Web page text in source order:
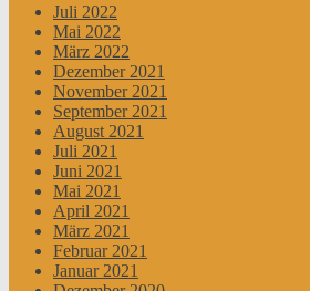
Juli 2022
Mai 2022
März 2022
Dezember 2021
November 2021
September 2021
August 2021
Juli 2021
Juni 2021
Mai 2021
April 2021
März 2021
Februar 2021
Januar 2021